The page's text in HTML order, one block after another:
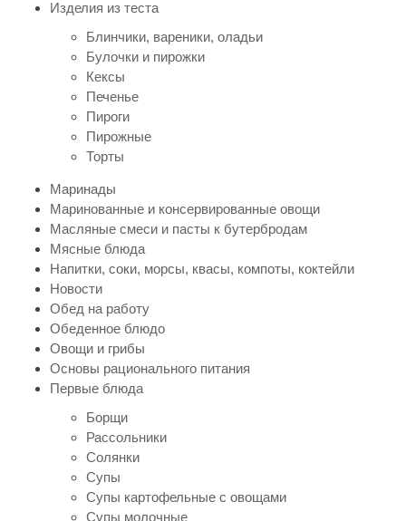
Изделия из теста
Блинчики, вареники, оладьи
Булочки и пирожки
Кексы
Печенье
Пироги
Пирожные
Торты
Маринады
Маринованные и консервированные овощи
Масляные смеси и пасты к бутербродам
Мясные блюда
Напитки, соки, морсы, квасы, компоты, коктейли
Новости
Обед на работу
Обеденное блюдо
Овощи и грибы
Основы рационального питания
Первые блюда
Борщи
Рассольники
Солянки
Супы
Супы картофельные с овощами
Супы молочные